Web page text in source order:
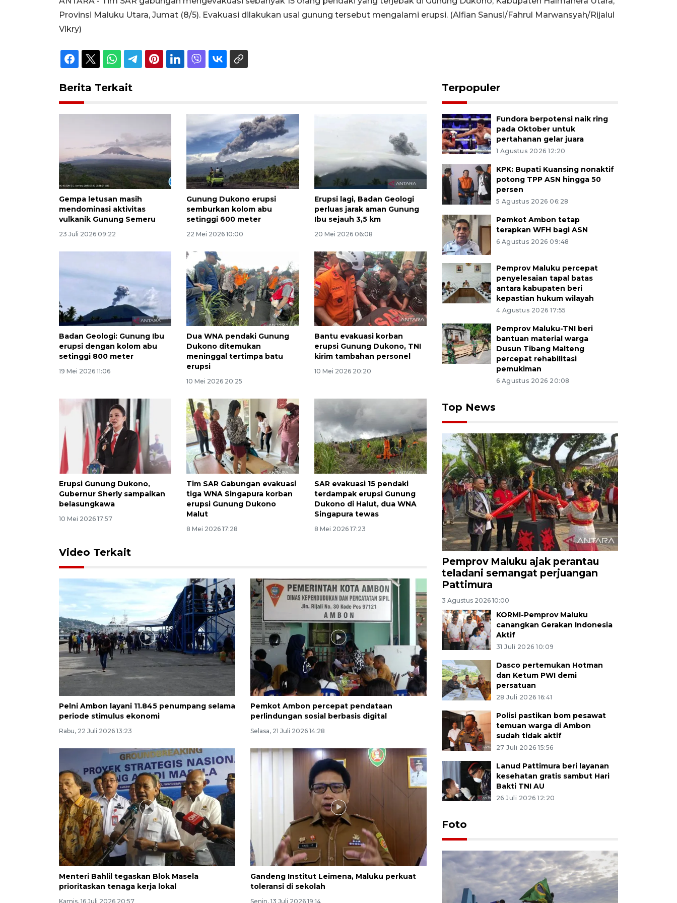
Provinsi Maluku Utara, Jumat (8/5). Evakuasi dilakukan usai gunung tersebut mengalami erupsi. (Alfian Sanusi/Fahrul Marwansyah/Rijalul
Vikry)
Berita Terkait
Gempa letusan masih
mendominasi aktivitas
vulkanik Gunung Semeru
23 Juli 2026 09:22
Gunung Dukono erupsi
semburkan kolom abu
setinggi 600 meter
22 Mei 2026 10:00
Erupsi lagi, Badan Geologi
perluas jarak aman Gunung
Ibu sejauh 3,5 km
20 Mei 2026 06:08
Badan Geologi: Gunung Ibu
erupsi dengan kolom abu
setinggi 800 meter
19 Mei 2026 11:06
Dua WNA pendaki Gunung
Dukono ditemukan
meninggal tertimpa batu
erupsi
10 Mei 2026 20:25
Bantu evakuasi korban
erupsi Gunung Dukono, TNI
kirim tambahan personel
10 Mei 2026 20:20
Erupsi Gunung Dukono,
Gubernur Sherly sampaikan
belasungkawa
10 Mei 2026 17:57
Tim SAR Gabungan evakuasi
tiga WNA Singapura korban
erupsi Gunung Dukono
Malut
8 Mei 2026 17:28
SAR evakuasi 15 pendaki
terdampak erupsi Gunung
Dukono di Halut, dua WNA
Singapura tewas
8 Mei 2026 17:23
Video Terkait
Pelni Ambon layani 11.845 penumpang selama
periode stimulus ekonomi
Rabu, 22 Juli 2026 13:23
Pemkot Ambon percepat pendataan
perlindungan sosial berbasis digital
Selasa, 21 Juli 2026 14:28
Menteri Bahlil tegaskan Blok Masela
prioritaskan tenaga kerja lokal
Kamis, 16 Juli 2026 20:57
Gandeng Institut Leimena, Maluku perkuat
toleransi di sekolah
Senin, 13 Juli 2026 19:14
Terpopuler
Fundora berpotensi naik ring
pada Oktober untuk
pertahanan gelar juara
1 Agustus 2026 12:20
KPK: Bupati Kuansing nonaktif
potong TPP ASN hingga 50
persen
5 Agustus 2026 06:28
Pemkot Ambon tetap
terapkan WFH bagi ASN
6 Agustus 2026 09:48
Pemprov Maluku percepat
penyelesaian tapal batas
antara kabupaten beri
kepastian hukum wilayah
4 Agustus 2026 17:55
Pemprov Maluku-TNI beri
bantuan material warga
Dusun Tibang Malteng
percepat rehabilitasi
pemukiman
6 Agustus 2026 20:08
Top News
Pemprov Maluku ajak perantau
teladani semangat perjuangan
Pattimura
3 Agustus 2026 10:00
KORMI-Pemprov Maluku
canangkan Gerakan Indonesia
Aktif
31 Juli 2026 10:09
Dasco pertemukan Hotman
dan Ketum PWI demi
persatuan
28 Juli 2026 16:41
Polisi pastikan bom pesawat
temuan warga di Ambon
sudah tidak aktif
27 Juli 2026 15:56
Lanud Pattimura beri layanan
kesehatan gratis sambut Hari
Bakti TNI AU
26 Juli 2026 12:20
Foto